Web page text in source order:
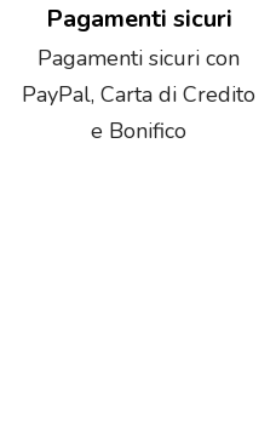
Pagamenti sicuri
Pagamenti sicuri con
PayPal, Carta di Credito
e Bonifico